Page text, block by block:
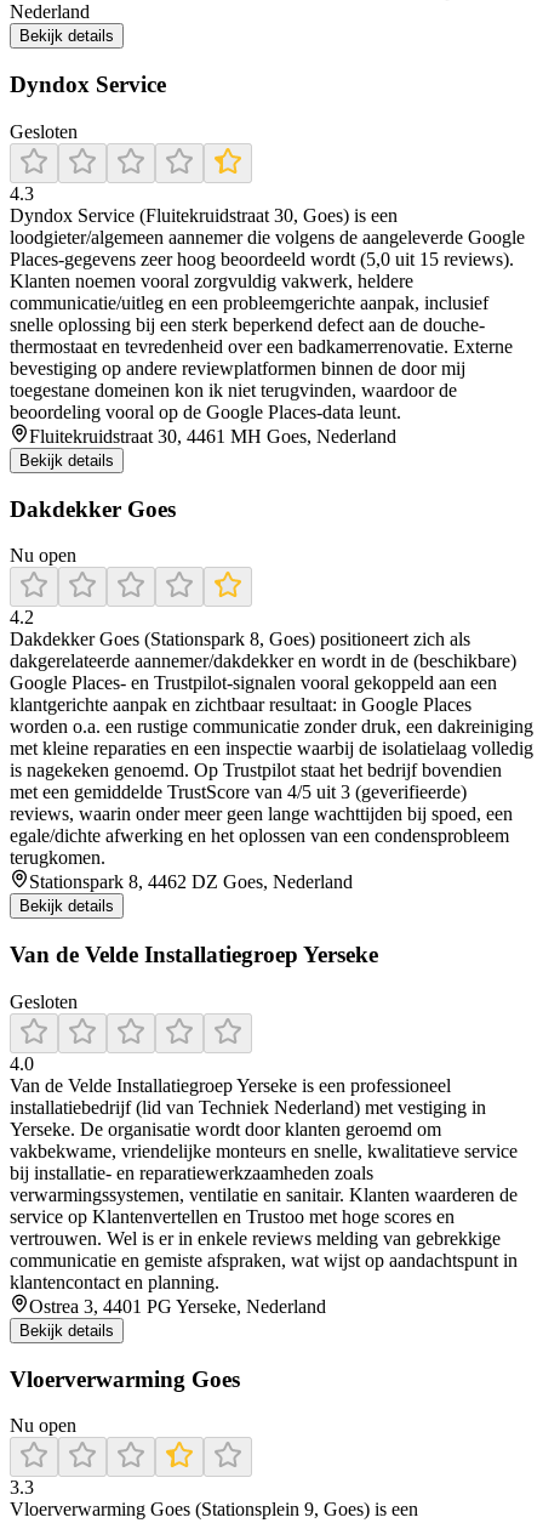
Nederland
Bekijk details
Dyndox Service
Gesloten
4.3
Dyndox Service (Fluitekruidstraat 30, Goes) is een
loodgieter/algemeen aannemer die volgens de aangeleverde Google
Places-gegevens zeer hoog beoordeeld wordt (5,0 uit 15 reviews).
Klanten noemen vooral zorgvuldig vakwerk, heldere
communicatie/uitleg en een probleemgerichte aanpak, inclusief
snelle oplossing bij een sterk beperkend defect aan de douche-
thermostaat en tevredenheid over een badkamer­renovatie. Externe
bevestiging op andere reviewplatformen binnen de door mij
toegestane domeinen kon ik niet terugvinden, waardoor de
beoordeling vooral op de Google Places-data leunt.
Fluitekruidstraat 30, 4461 MH Goes, Nederland
Bekijk details
Dakdekker Goes
Nu open
4.2
Dakdekker Goes (Stationspark 8, Goes) positioneert zich als
dakgerelateerde aannemer/dakdekker en wordt in de (beschikbare)
Google Places- en Trustpilot-signalen vooral gekoppeld aan een
klantgerichte aanpak en zichtbaar resultaat: in Google Places
worden o.a. een rustige communicatie zonder druk, een dakreiniging
met kleine reparaties en een inspectie waarbij de isolatielaag volledig
is nagekeken genoemd. Op Trustpilot staat het bedrijf bovendien
met een gemiddelde TrustScore van 4/5 uit 3 (geverifieerde)
reviews, waarin onder meer geen lange wachttijden bij spoed, een
egale/dichte afwerking en het oplossen van een condensprobleem
terugkomen.
Stationspark 8, 4462 DZ Goes, Nederland
Bekijk details
Van de Velde Installatiegroep Yerseke
Gesloten
4.0
Van de Velde Installatiegroep Yerseke is een professioneel
installatiebedrijf (lid van Techniek Nederland) met vestiging in
Yerseke. De organisatie wordt door klanten geroemd om
vakbekwame, vriendelijke monteurs en snelle, kwalitatieve service
bij installatie- en reparatiewerkzaamheden zoals
verwarmingssystemen, ventilatie en sanitair. Klanten waarderen de
service op Klantenvertellen en Trustoo met hoge scores en
vertrouwen. Wel is er in enkele reviews melding van gebrekkige
communicatie en gemiste afspraken, wat wijst op aandachtspunt in
klantencontact en planning.
Ostrea 3, 4401 PG Yerseke, Nederland
Bekijk details
Vloerverwarming Goes
Nu open
3.3
Vloerverwarming Goes (Stationsplein 9, Goes) is een